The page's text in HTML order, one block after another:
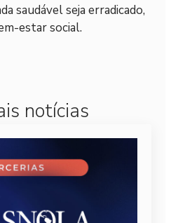
saudável seja erradicado,
estar social.
notícias